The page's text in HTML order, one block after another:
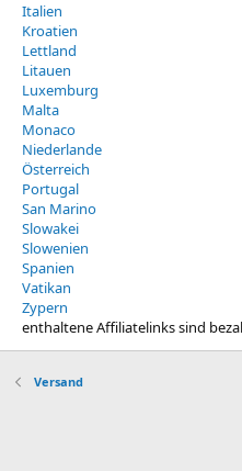
Italien
Kroatien
Lettland
Litauen
Luxemburg
Malta
Monaco
Niederlande
Österreich
Portugal
San Marino
Slowakei
Slowenien
Spanien
Vatikan
Zypern
enthaltene Affiliatelinks sind
Versand